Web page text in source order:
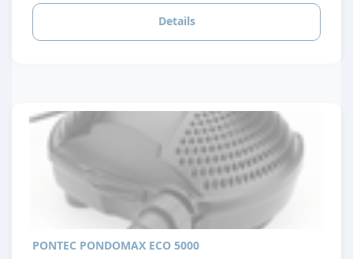
Details
PONTEC PONDOMAX ECO 5000